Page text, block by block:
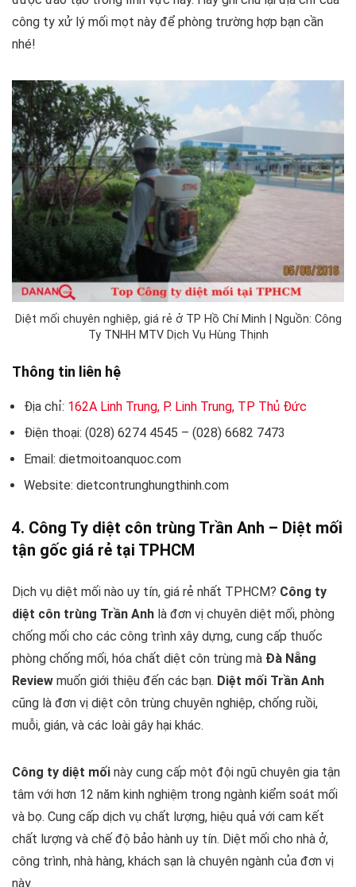
công ty xử lý mối mọt này để phòng trường hợp bạn cần
nhé!
Diệt mối chuyên nghiệp, giá rẻ ở TP Hồ Chí Minh | Nguồn: Công
Ty TNHH MTV Dịch Vụ Hùng Thịnh
Thông tin liên hệ
Địa chỉ: 162A Linh Trung, P. Linh Trung, TP Thủ Đức
Điện thoại: (028) 6274 4545 – (028) 6682 7473
Email: dietmoitoanquoc.com
Website: dietcontrunghungthinh.com
4. Công Ty diệt côn trùng Trần Anh – Diệt mối
tận gốc giá rẻ tại TPHCM
Dịch vụ diệt mối nào uy tín, giá rẻ nhất TPHCM? Công ty
diệt côn trùng Trần Anh là đơn vị chuyên diệt mối, phòng
chống mối cho các công trình xây dựng, cung cấp thuốc
phòng chống mối, hóa chất diệt côn trùng mà Đà Nẵng
Review muốn giới thiệu đến các bạn. Diệt mối Trần Anh
cũng là đơn vị diệt côn trùng chuyên nghiệp, chống ruồi,
muỗi, gián, và các loài gây hại khác.
Công ty diệt mối này cung cấp một đội ngũ chuyên gia tận
tâm với hơn 12 năm kinh nghiệm trong ngành kiểm soát mối
và bọ. Cung cấp dịch vụ chất lượng, hiệu quả với cam kết
chất lượng và chế độ bảo hành uy tín. Diệt mối cho nhà ở,
công trình, nhà hàng, khách sạn là chuyên ngành của đơn vị
này.